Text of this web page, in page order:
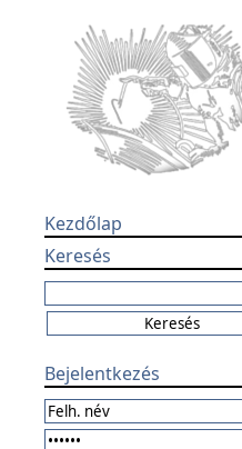
Kezdőlap
Keresés
Bejelentkezés